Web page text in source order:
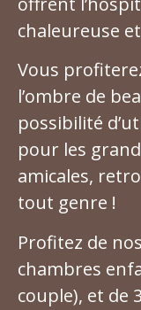
chaleureuse
Vous
l’ombre de
possibilité
pour les
amicales,
tout genre !
Profitez de
chambres
couple), et de